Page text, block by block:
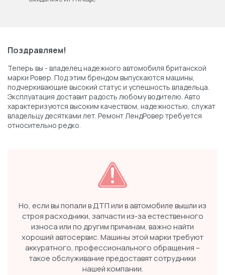
Поздравляем!
Теперь вы - владелец надежного автомобиля британской
марки Ровер. Под этим брендом выпускаются машины,
подчеркивающие высокий статус и успешность владельца.
Эксплуатация доставит радость любому водителю. Авто
характеризуются высоким качеством, надежностью, служат
владельцу десятками лет. Ремонт ЛендРовер требуется
относительно редко.
Но, если вы попали в ДТП или в автомобиле вышли из
строя расходники, запчасти из-за естественного
износа или по другим причинам, важно найти
хороший автосервис. Машины этой марки требуют
аккуратного, профессионального обращения –
такое обслуживание предоставят сотрудники
нашей компании.